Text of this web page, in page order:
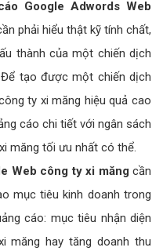
Google Adwords Web
phải hiểu thật kỹ tính chất,
thành của một chiến dịch
tạo được một chiến dịch
ty xi măng hiệu quả cao
cáo chi tiết với ngân sách
măng tối ưu nhất có thể.
Web công ty xi măng cần
mục tiêu kinh doanh trong
cáo: mục tiêu nhận diện
măng hay tăng doanh thu